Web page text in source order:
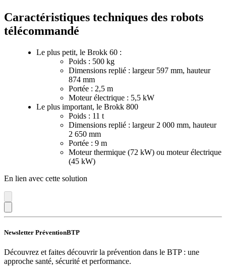
Caractéristiques techniques des robots
télécommandé
Le plus petit, le Brokk 60 :
Poids : 500 kg
Dimensions replié : largeur 597 mm, hauteur
874 mm
Portée : 2,5 m
Moteur électrique : 5,5 kW
Le plus important, le Brokk 800
Poids : 11 t
Dimensions replié : largeur 2 000 mm, hauteur
2 650 mm
Portée : 9 m
Moteur thermique (72 kW) ou moteur électrique
(45 kW)
En lien avec cette solution
Newsletter PréventionBTP
Découvrez et faites découvrir la prévention dans le BTP : une
approche santé, sécurité et performance.